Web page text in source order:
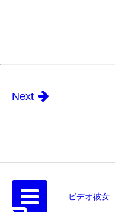
Next
ビデオ彼女